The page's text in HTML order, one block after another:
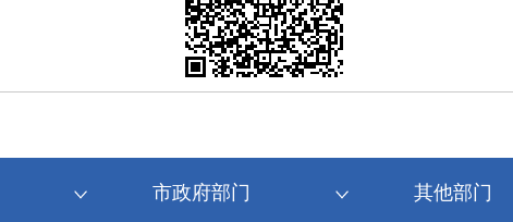
市政府部门 其他部门